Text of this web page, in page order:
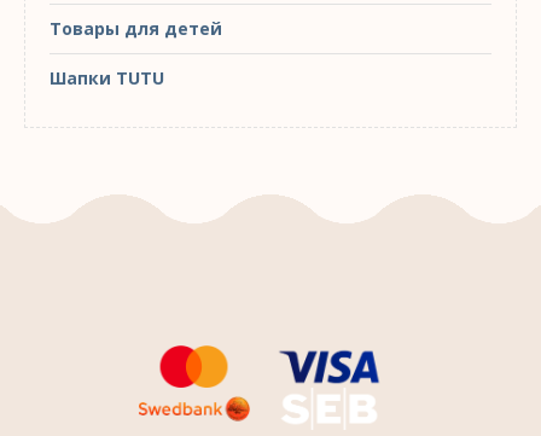
Товары для детей
Шапки TUTU